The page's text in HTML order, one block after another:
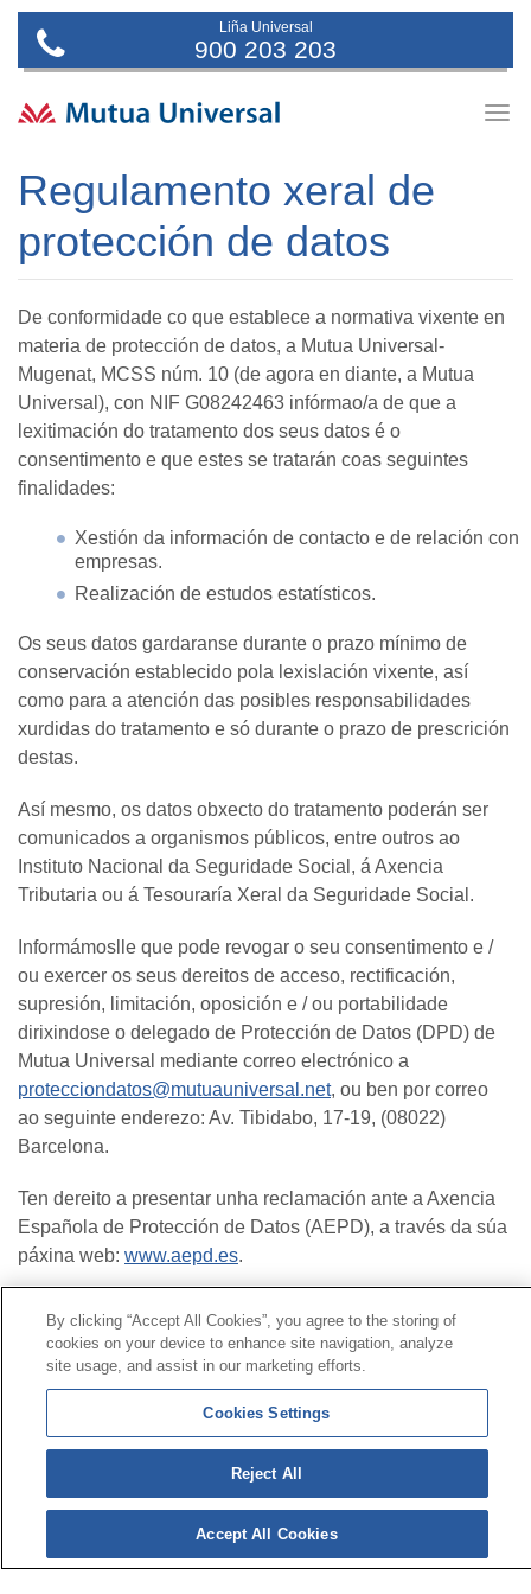
Liña Universal
900 203 203
Regulamento xeral de
protección de datos
De conformidade co que establece a normativa vixente en
materia de protección de datos, a Mutua Universal-
Mugenat, MCSS núm. 10 (de agora en diante, a Mutua
Universal), con NIF G08242463 infórmao/a de que a
lexitimación do tratamento dos seus datos é o
consentimento e que estes se tratarán coas seguintes
finalidades:
Xestión da información de contacto e de relación con
empresas.
Realización de estudos estatísticos.
Os seus datos gardaranse durante o prazo mínimo de
conservación establecido pola lexislación vixente, así
como para a atención das posibles responsabilidades
xurdidas do tratamento e só durante o prazo de prescrición
destas.
Así mesmo, os datos obxecto do tratamento poderán ser
comunicados a organismos públicos, entre outros ao
Instituto Nacional da Seguridade Social, á Axencia
Tributaria ou á Tesouraría Xeral da Seguridade Social.
Informámoslle que pode revogar o seu consentimento e /
ou exercer os seus dereitos de acceso, rectificación,
supresión, limitación, oposición e / ou portabilidade
dirixindose o delegado de Protección de Datos (DPD) de
Mutua Universal mediante correo electrónico a
protecciondatos@mutuauniversal.net, ou ben por correo
ao seguinte enderezo: Av. Tibidabo, 17-19, (08022)
Barcelona.
Ten dereito a presentar unha reclamación ante a Axencia
Española de Protección de Datos (AEPD), a través da súa
páxina web: www.aepd.es.
Contacto|Perfil do contratante|Reclamacións
Liña Universal 900 203 203|Zona Privada Comisión de
© Mutua Universal 2026| Mapa do sitio | Aviso legal |
Política de Protección de Datos
cookies
Síguenos en:
By clicking “Accept All Cookies”, you agree to the storing of
cookies on your device to enhance site navigation, analyze
site usage, and assist in our marketing efforts.
Cookies Settings
Reject All
Accept All Cookies